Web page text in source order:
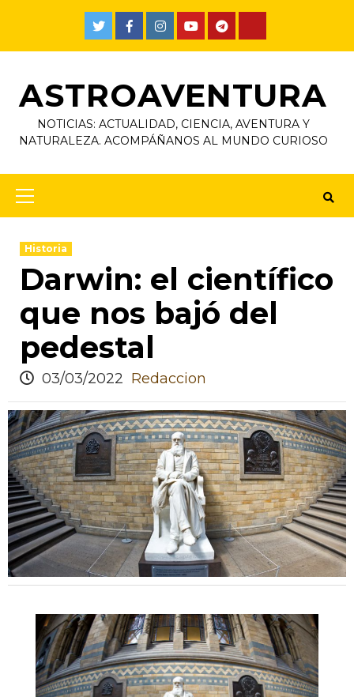
ASTROAVENTURA
NOTICIAS: ACTUALIDAD, CIENCIA, AVENTURA Y
NATURALEZA. ACOMPÁÑANOS AL MUNDO CURIOSO
Historia
Darwin: el científico
que nos bajó del
pedestal
03/03/2022 Redaccion